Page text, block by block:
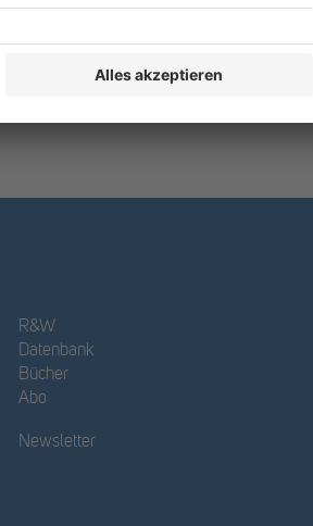
R&W
Datenbank
Bücher
Abo
Newsletter